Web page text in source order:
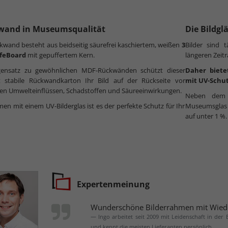
in Museumsqualität
besteht aus beidseitig säurefrei kaschiertem, weißen 3
mit gepuffertem Kern.
zu gewöhnlichen MDF-Rückwänden schützt dieser
stabile Rückwandkarton Ihr Bild auf der Rückseite vor
Umwelteinflüssen, Schadstoffen und Säureeinwirkungen.
mit einem UV-Bilderglas ist es der perfekte Schutz für Ihr
Die
Bilder sind
längeren
Daher
mit UV-
Neben
auf unter 1
Expertenmeinung
Wunderschöne Bilderrahmen mit
Ingo arbeitet seit 2009 mit Leidenschaft in